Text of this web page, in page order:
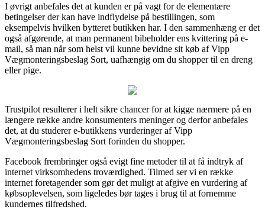
I øvrigt anbefales det at kunden er på vagt for de elementære
betingelser der kan have indflydelse på bestillingen, som
eksempelvis hvilken bytteret butikken har. I den sammenhæng er det
også afgørende, at man permanent bibeholder ens kvittering på e-
mail, så man når som helst vil kunne bevidne sit køb af Vipp
Vægmonteringsbeslag Sort, uafhængig om du shopper til en dreng
eller pige.
Trustpilot resulterer i helt sikre chancer for at kigge nærmere på en
længere række andre konsumenters meninger og derfor anbefales
det, at du studerer e-butikkens vurderinger af Vipp
Vægmonteringsbeslag Sort forinden du shopper.
Facebook frembringer også evigt fine metoder til at få indtryk af
internet virksomhedens troværdighed. Tilmed ser vi en række
internet foretagender som gør det muligt at afgive en vurdering af
købsoplevelsen, som ligeledes bør tages i brug til at fornemme
kundernes tilfredshed.